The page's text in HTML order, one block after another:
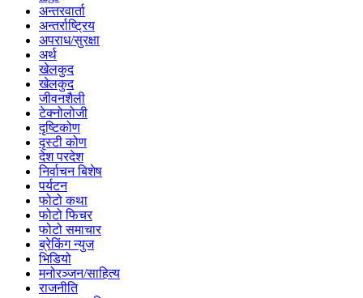
अन्तरवार्ता
अन्तर्राष्ट्रिय
अपराध/सुरक्षा
अर्थ
खेलकुद
खेलकुद
जीवनशैली
टेक्नोलोजी
दृष्टिकोण
दृस्टी कोण
देश परदेश
निर्वाचन बिशेष
पर्यटन
फोटो कथा
फोटो फिचर
फोटो समाचार
ब्रेकिंग न्युज
भिडियो
मनोरञ्जन/साहित्य
राजनीति